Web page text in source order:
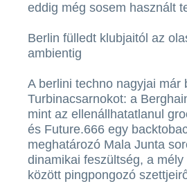
eddig még sosem használt
Berlin fülledt klubjaitól az
ambientig
A berlini techno nagyjai
Turbinacsarnokot: a
mint az ellenállhatatlanul
és Future.666 egy
meghatározó Mala Junta
dinamikai feszültség, a
között pingpongozó